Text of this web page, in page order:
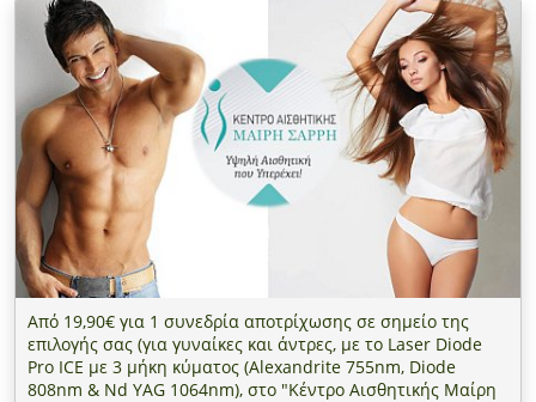
Από 19,90€ για 1 συνεδρία αποτρίχωσης σε σημείο της
επιλογής σας (για γυναίκες και άντρες, με το Laser Diode
Pro ICE με 3 μήκη κύματος (Alexandrite 755nm, Diode
808nm & Nd YAG 1064nm), στο "Κέντρο Αισθητικής Μαίρη